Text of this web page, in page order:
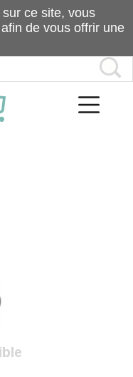
ce site, vous
de vous offrir une